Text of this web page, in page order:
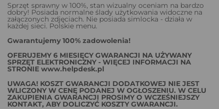
Sprzęt sprawny w 100%, stan wizualny oceniam na bardzo
dobry! Posiada normalne ślady użytkowania widoczne na
załączonych zdjęciach. Nie posiada simlocka - działa w
każdej sieci. Polskie menu.
Gwarantujemy 100% zadowolenia!
OFERUJEMY 6 MIESIĘCY GWARANCJI NA UŻYWANY
SPRZĘT ELEKTRONICZNY - WIĘCEJ INFORMACJI NA
STRONIE www.helpdesk.pl
UWAGA! KOSZT GWARANCJI DODATKOWEJ NIE JEST
WLICZONY W CENĘ PODANEJ W OGŁOSZENIU. W CELU
ZAKUPIENIA GWARANCJI PROSIMY O WCZEŚNIEJSZY
KONTAKT, ABY DOLICZYĆ KOSZTY GWARANCJI.